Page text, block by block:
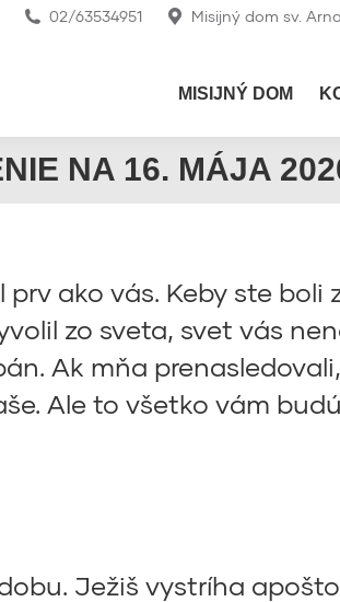
02/63534951 Misijný dom sv.
MISIJNÝ DOM
NA 16. MÁJA
ako vás. Keby ste boli
zo sveta, svet vás
Ak mňa
Ale to všetko vám
Ježiš vystríha